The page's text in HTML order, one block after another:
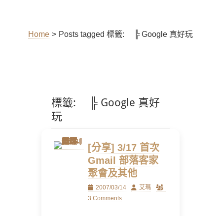
Home > Posts tagged 標籤: ╠ Google 真好玩
標籤:
╠ Google 真好
玩
[分享] 3/17 首次
Gmail 部落客家
聚會及其他
Posted
on
2007/03/14 Author
艾瑪
3 Comments